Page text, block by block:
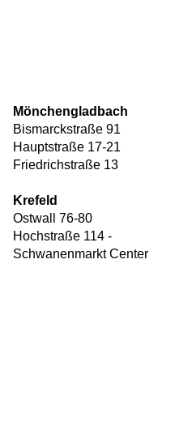
Mönchengladbach
Bismarckstraße 91
Hauptstraße 17-21
Friedrichstraße 13
Krefeld
Ostwall 76-80
Hochstraße 114 -
Schwanenmarkt Center